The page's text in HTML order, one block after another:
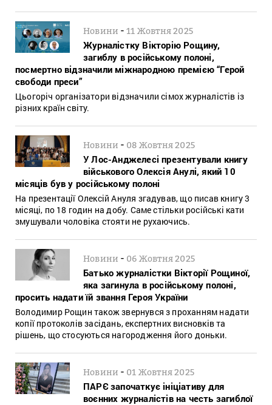
Новини -11 Жовтня 2025
Журналістку Вікторію Рощину,
загиблу в російському полоні,
посмертно відзначили міжнародною премією “Герой
свободи преси”
Цьогоріч організатори відзначили сімох журналістів із
різних країн світу.
Новини - 08 Жовтня 2025
У Лос-Анджелесі презентували книгу
військового Олексія Анулі, який 10
місяців був у російському полоні
На презентації Олексій Ануля згадував, що писав книгу 3
місяці, по 18 годин на добу. Саме стільки російські кати
змушували чоловіка стояти не рухаючись.
Новини - 06 Жовтня 2025
Батько журналістки Вікторії Рощиної,
яка загинула в російському полоні,
просить надати їй звання Героя України
Володимир Рощин також звернувся з проханням надати
копії протоколів засідань, експертних висновків та
рішень, що стосуються нагородження його доньки.
Новини - 01 Жовтня 2025
ПАРЄ започаткує ініціативу для
воєнних журналістів на честь загиблої